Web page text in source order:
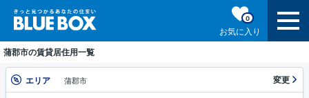
お気に入り
0
蒲郡市の賃貸居住用一覧
エリア 蒲郡市 変更